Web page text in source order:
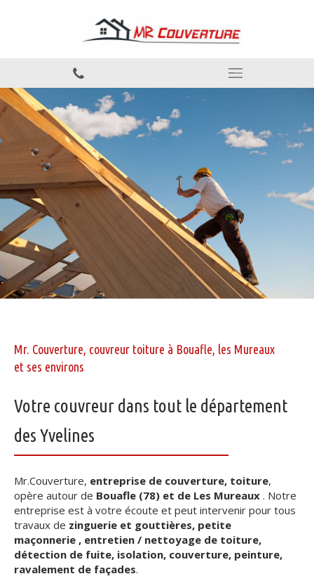
Mr. Couverture, couvreur toiture à Bouafle, les Mureaux
et ses environs
Votre couvreur dans tout le département
des Yvelines
Mr.Couverture, entreprise de couverture, toiture,
opère autour de Bouafle (78) et de Les Mureaux . Notre
entreprise est à votre écoute et peut intervenir pour tous
travaux de zinguerie et gouttières, petite
maçonnerie , entretien / nettoyage de toiture,
détection de fuite, isolation, couverture, peinture,
ravalement de façades.